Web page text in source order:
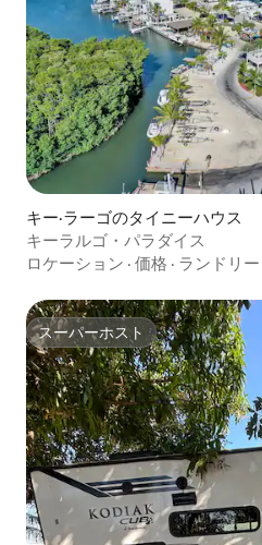
キー·ラーゴのタイニーハウス
キーラルゴ・パラダイス
ロケーション · 価格 · ランドリー
スーパーホスト
スーパーホスト